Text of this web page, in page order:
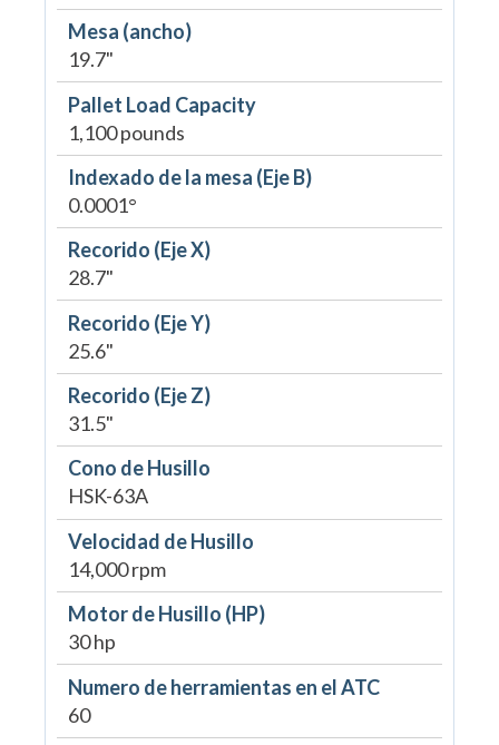
Mesa (ancho)
19.7"
Pallet Load Capacity
1,100 pounds
Indexado de la mesa (Eje B)
0.0001°
Recorido (Eje X)
28.7"
Recorido (Eje Y)
25.6"
Recorido (Eje Z)
31.5"
Cono de Husillo
HSK-63A
Velocidad de Husillo
14,000 rpm
Motor de Husillo (HP)
30 hp
Numero de herramientas en el ATC
60